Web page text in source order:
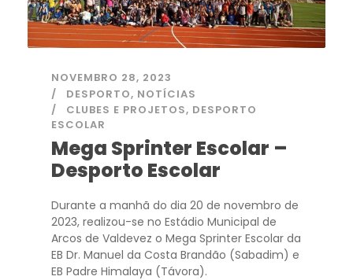
NOVEMBRO 28, 2023
DESPORTO, NOTÍCIAS
CLUBES E PROJETOS, DESPORTO
ESCOLAR
Mega Sprinter Escolar –
Desporto Escolar
Durante a manhã do dia 20 de novembro de
2023, realizou-se no Estádio Municipal de
Arcos de Valdevez o Mega Sprinter Escolar da
EB Dr. Manuel da Costa Brandão (Sabadim) e
EB Padre Himalaya (Távora).